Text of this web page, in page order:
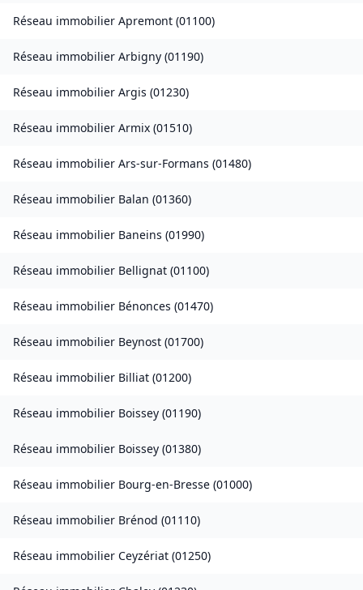
Réseau immobilier Apremont (01100)
Réseau immobilier Arbigny (01190)
Réseau immobilier Argis (01230)
Réseau immobilier Armix (01510)
Réseau immobilier Ars-sur-Formans (01480)
Réseau immobilier Balan (01360)
Réseau immobilier Baneins (01990)
Réseau immobilier Bellignat (01100)
Réseau immobilier Bénonces (01470)
Réseau immobilier Beynost (01700)
Réseau immobilier Billiat (01200)
Réseau immobilier Boissey (01190)
Réseau immobilier Boissey (01380)
Réseau immobilier Bourg-en-Bresse (01000)
Réseau immobilier Brénod (01110)
Réseau immobilier Ceyzériat (01250)